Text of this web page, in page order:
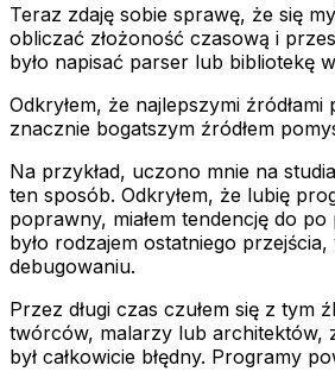
Teraz zdaję sobie sprawę, że się
obliczać złożoność czasową i
było napisać parser lub bibliotekę
Odkryłem, że najlepszymi
znacznie bogatszym źródłem
Na przykład, uczono mnie na
ten sposób. Odkryłem, że lubię
poprawny, miałem tendencję do
było rodzajem ostatniego
debugowaniu.
Przez długi czas czułem się z tym
twórców, malarzy lub architektów,
był całkowicie błędny. Programy